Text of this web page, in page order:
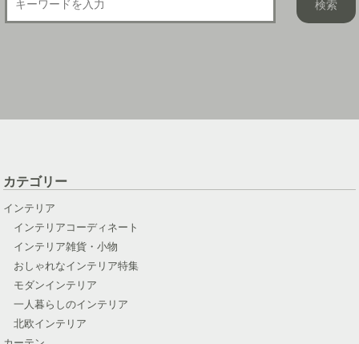
カテゴリー
インテリア
インテリアコーディネート
インテリア雑貨・小物
おしゃれなインテリア特集
モダンインテリア
一人暮らしのインテリア
北欧インテリア